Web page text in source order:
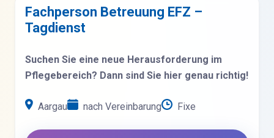
Fachperson Betreuung EFZ –
Tagdienst
Suchen Sie eine neue Herausforderung im
Pflegebereich? Dann sind Sie hier genau richtig!
Aargau nach Vereinbarung Fixe